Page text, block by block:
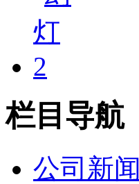
栏目导航
公司新闻